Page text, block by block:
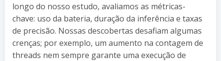
longo do nosso estudo, avaliamos as métricas-
chave: uso da bateria, duração da inferência e taxas
de precisão. Nossas descobertas desafiam algumas
crenças; por exemplo, um aumento na contagem de
threads nem sempre garante uma execução de